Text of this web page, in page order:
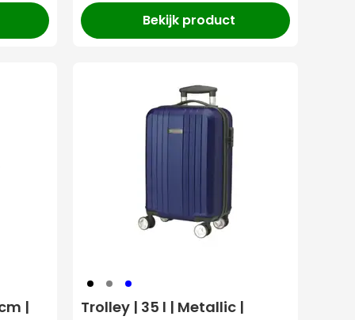
Bekijk product
|
001 003 005
Trolley | 35 l | Metallic |